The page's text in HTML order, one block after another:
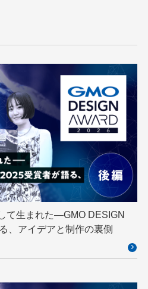
DevRel
expert EXPERT CROSS
GMO AIR
GMO Developers Day
GMO Flatt Security
GMO Hacking Night
GMOアドパートナーズ
GMOインターネット
て生まれた—GMO DESIGN
、アイデアと制作の裏側